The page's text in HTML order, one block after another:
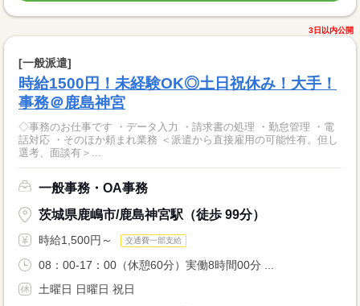
3日以内公開
[一般派遣]
時給1500円！未経験OK◎土日祝休み！大手！
事務＠鹿島神宮
◇事務のお仕事です ・データ入力 ・請求書の処理 ・勤怠管理 ・電
話対応 ・そのほか頼まれ業務 ＜派遣から直接雇用の可能性有。但し
選考、面談有＞...
一般事務・OA事務
茨城県鹿嶋市/鹿島神宮駅（徒歩 99分）
時給1,500円～ 交通費一部支給
08：00-17：00（休憩60分）実働8時間00分 ...
土曜日 日曜日 祝日